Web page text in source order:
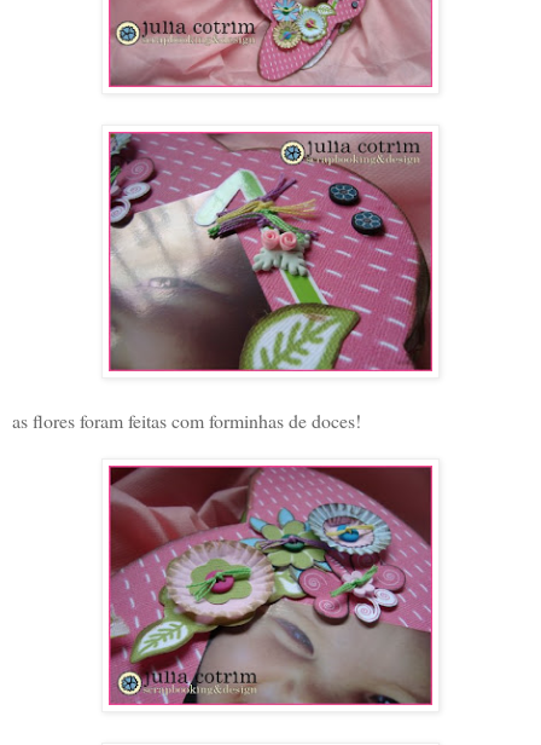
as flores foram feitas com forminhas de doces!